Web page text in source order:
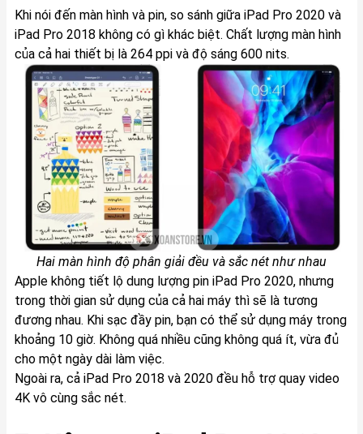
Khi nói đến màn hình và pin, so sánh giữa iPad Pro 2020 và
iPad Pro 2018 không có gì khác biệt. Chất lượng màn hình
của cả hai thiết bị là 264 ppi và độ sáng 600 nits.
Hai màn hình độ phân giải đều và sắc nét như nhau
Apple không tiết lộ dung lượng pin iPad Pro 2020, nhưng
trong thời gian sử dụng của cả hai máy thì sẽ là tương
đương nhau. Khi sạc đầy pin, bạn có thể sử dụng máy trong
khoảng 10 giờ. Không quá nhiều cũng không quá ít, vừa đủ
cho một ngày dài làm việc.
Ngoài ra, cả iPad Pro 2018 và 2020 đều hỗ trợ quay video
4K vô cùng sắc nét.